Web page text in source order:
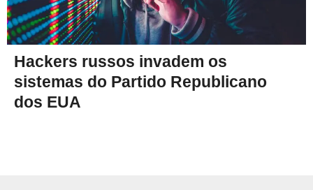
Hackers russos invadem os
sistemas do Partido Republicano
dos EUA